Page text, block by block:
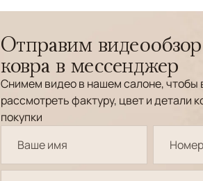
Отправим видеообзор
ковра в мессенджер
Снимем видео в нашем салоне, чтобы
рассмотреть фактуру, цвет и детали
покупки